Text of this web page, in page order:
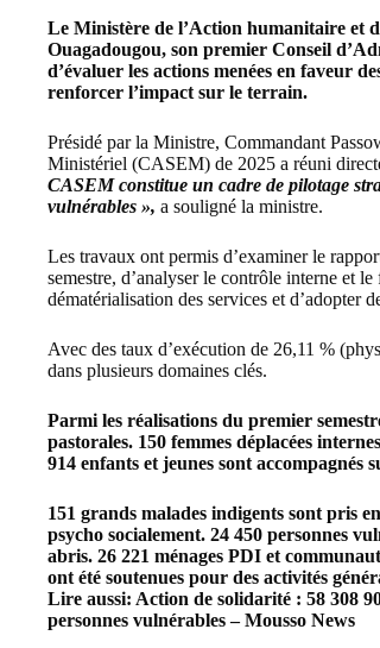
Le Ministère de l’Action humanitaire et
Ouagadougou, son premier Conseil
d’évaluer les actions menées en faveur
renforcer l’impact sur le terrain.
Présidé par la Ministre, Commandant
Ministériel (CASEM) de 2025 a réuni
CASEM constitue un cadre de pilotage
vulnérables », a souligné la ministre.
Les travaux ont permis d’examiner le
semestre, d’analyser le contrôle interne et
dématérialisation des services et d’adopter
Avec des taux d’exécution de 26,11 %
dans plusieurs domaines clés.
Parmi les réalisations du premier
pastorales. 150 femmes déplacées
914 enfants et jeunes sont accompagnés
151 grands malades indigents sont pris
psycho socialement. 24 450 personnes
abris. 26 221 ménages PDI et
ont été soutenues pour des activités
Lire aussi: Action de solidarité : 58 308
personnes vulnérables – Mousso News